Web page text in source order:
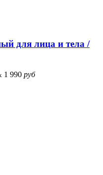
для лица и тела /
1 990 руб